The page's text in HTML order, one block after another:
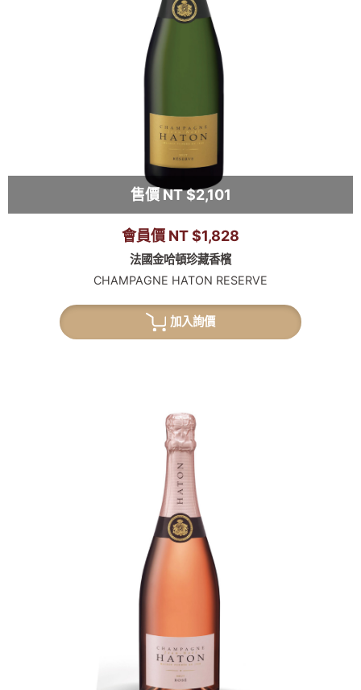
售價 NT $2,101
會員價 NT $1,828
法國金哈頓珍藏香檳
CHAMPAGNE HATON RESERVE
加入詢價